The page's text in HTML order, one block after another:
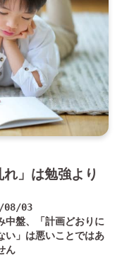
」は勉強より
08/03
中盤、「計画どおりに
い」は悪いことではあ
ん